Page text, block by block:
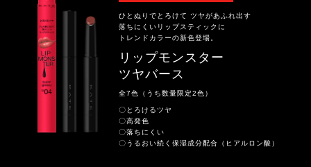
ひとぬりでとろけて ツヤがあふれ出す
落ちにくいリップスティックに
トレンドカラーの新色登場。
リップモンスター
ツヤバース
全7色（うち数量限定2色）
〇とろけるツヤ
〇高発色
〇落ちにくい
〇うるおい続く保湿成分配合（ヒアルロン酸）